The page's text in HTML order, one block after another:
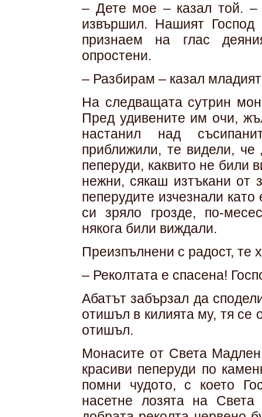
– Дете мое – казал той. –
извършил. Нашият
признаем на глас
опростени.
– Разбирам – казал
На следващата сутрин
Пред удивените им очи,
настанил над
приближили, те видели, че
пеперуди, каквито не били
нежни, сякаш изтъкани от
пеперудите изчезнали
си зряло грозде, по-
някога били виждали.
Преизпълнени с радост, те
– Реколтата е спасена!
Абатът забързал да
отишъл в килията му, тя се
отишъл.
Монасите от Света
красиви пеперуди по
помни чудото, с което
насетне лозята на